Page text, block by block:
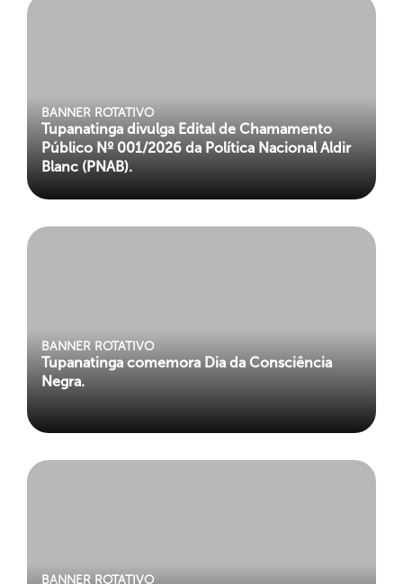
BANNER ROTATIVO
Tupanatinga divulga Edital de Chamamento
Público Nº 001/2026 da Política Nacional Aldir
Blanc (PNAB).
BANNER ROTATIVO
Tupanatinga comemora Dia da Consciência
Negra.
BANNER ROTATIVO